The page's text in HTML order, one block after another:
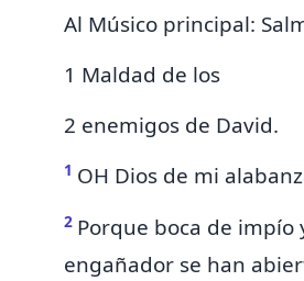
Al Músico principal:
1 Maldad de los
2 enemigos de David.
1 OH Dios de mi
2 Porque boca de impío
engañador se han